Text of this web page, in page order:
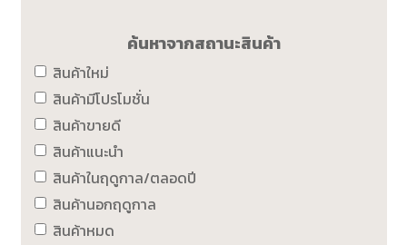
ค้นหาจากสถานะสินค้า
สินค้าใหม่
สินค้ามีโปรโมชั่น
สินค้าขายดี
สินค้าแนะนำ
สินค้าในฤดูกาล/ตลอดปี
สินค้านอกฤดูกาล
สินค้าหมด